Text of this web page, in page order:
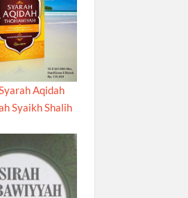
Aqidah
Syaikh Shalih